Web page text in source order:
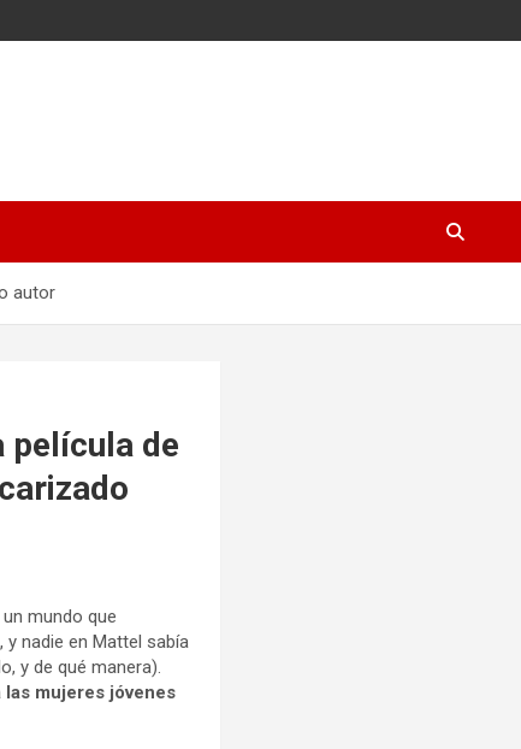
autor
película de
un mundo que
nadie en Mattel sabía
y de qué manera).
las mujeres jóvenes